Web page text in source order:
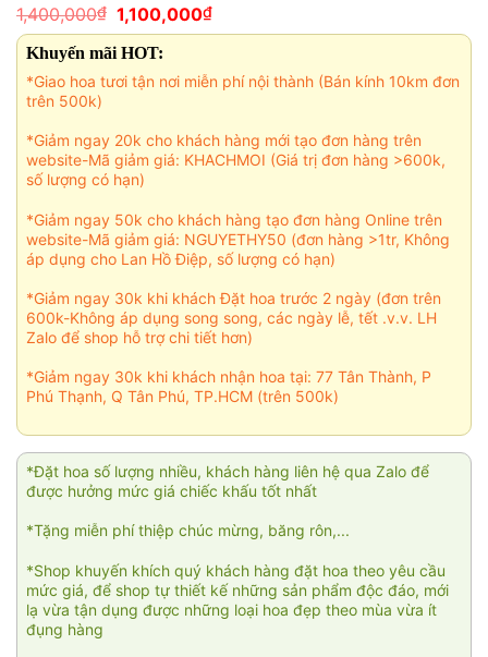
1,400,000₫ Giá
gốc
là:
1,400,000₫.
1,100,000₫Giá
hiện
1,100,000₫.
Khuyến mãi HOT:
*Giao hoa tươi tận nơi miễn phí nội thành (Bán kính 10km đơn
trên 500k)
*Giảm ngay 20k cho khách hàng mới tạo đơn hàng trên
website-Mã giảm giá: KHACHMOI (Giá trị đơn hàng >600k,
số lượng có hạn)
*Giảm ngay 50k cho khách hàng tạo đơn hàng Online trên
website-Mã giảm giá: NGUYETHY50 (đơn hàng >1tr, Không
áp dụng cho Lan Hồ Điệp, số lượng có hạn)
*Giảm ngay 30k khi khách Đặt hoa trước 2 ngày (đơn trên
600k-Không áp dụng song song, các ngày lễ, tết .v.v. LH
Zalo để shop hỗ trợ chi tiết hơn)
*Giảm ngay 30k khi khách nhận hoa tại: 77 Tân Thành, P
Phú Thạnh, Q Tân Phú, TP.HCM (trên 500k)
*Đặt hoa số lượng nhiều, khách hàng liên hệ qua Zalo để
được hưởng mức giá chiếc khấu tốt nhất
*Tặng miễn phí thiệp chúc mừng, băng rôn,...
*Shop khuyến khích quý khách hàng đặt hoa theo yêu cầu
mức giá, để shop tự thiết kế những sản phẩm độc đáo, mới
lạ vừa tận dụng được những loại hoa đẹp theo mùa vừa ít
đụng hàng